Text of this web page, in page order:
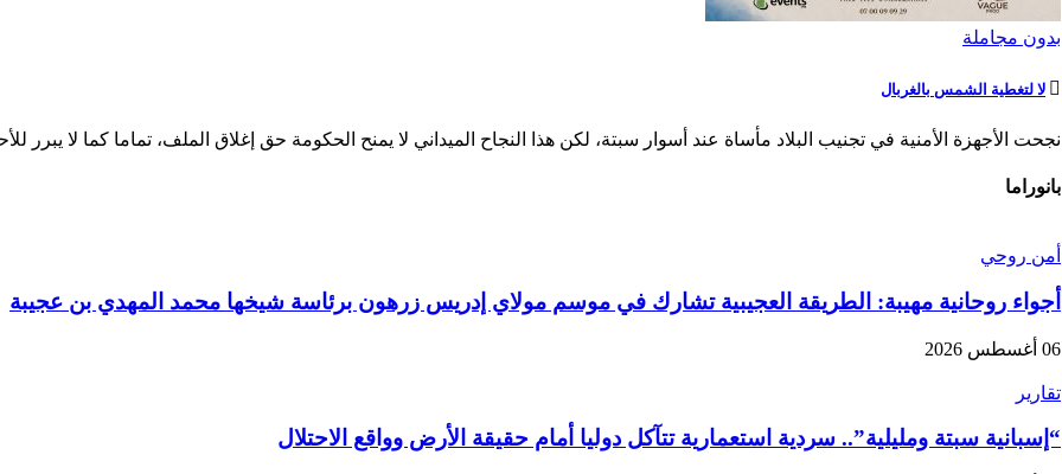
بدون مجاملة
لا لتغطية الشمس بالغربال
نجحت الأجهزة الأمنية في تجنيب البلاد مأساة عند أسوار سبتة، لكن هذا النجاح الميداني لا يمنح الحكومة حق إغلاق الملف، تماما كما لا يبرر
بانوراما
أمن روحي
أجواء روحانية مهيبة: الطريقة العجيبية تشارك في موسم مولاي إدريس زرهون برئاسة شيخها محمد المهدي بن عجيبة
06 أغسطس 2026
تقارير
“إسبانية سبتة ومليلية”.. سردية استعمارية تتآكل دوليا أمام حقيقة الأرض وواقع الاحتلال